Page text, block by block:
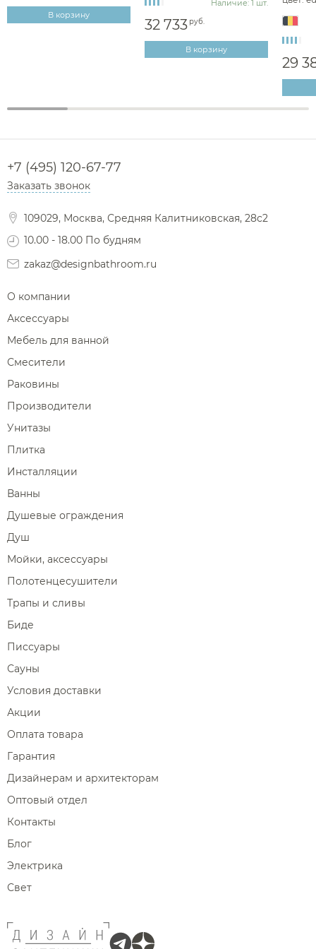
В корзину
Наличие: 1 шт.
32 733 руб.
В корзину
29
+7 (495) 120-67-77
Заказать звонок
109029, Москва, Средняя Калитниковская, 28с2
10.00 - 18.00 По будням
zakaz@designbathroom.ru
О компании
Аксессуары
Мебель для ванной
Смесители
Раковины
Производители
Унитазы
Плитка
Инсталляции
Ванны
Душевые ограждения
Душ
Мойки, аксессуары
Полотенцесушители
Трапы и сливы
Биде
Писсуары
Сауны
Условия доставки
Акции
Оплата товара
Гарантия
Дизайнерам и архитекторам
Оптовый отдел
Контакты
Блог
Электрика
Свет